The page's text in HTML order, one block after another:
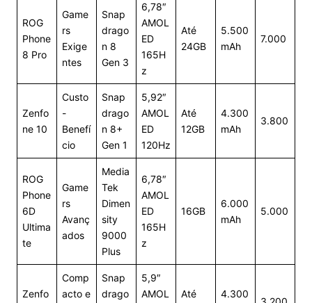
ROG
Phone
8 Pro
Game
rs
Exige
ntes
Snap
drago
n 8
Gen 3
6,78″
AMOL
ED
165H
z
Até
24GB
5.500
mAh
7.000
Zenfo
ne 10
Custo
-
Benefí
cio
Snap
drago
n 8+
Gen 1
5,92″
AMOL
ED
120Hz
Até
12GB
4.300
mAh
3.800
ROG
Phone
6D
Ultima
te
Game
rs
Avanç
ados
Media
Tek
Dimen
sity
9000
Plus
6,78″
AMOL
ED
165H
z
16GB
6.000
mAh
5.000
Zenfo
Comp
acto e
Snap
drago
5,9″
AMOL
Até 4.300